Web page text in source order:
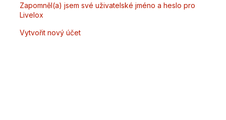
Zapomněl(a) jsem své uživatelské jméno a heslo pro
Livelox
Vytvořit nový účet